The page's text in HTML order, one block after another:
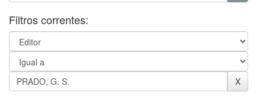
Filtros correntes: